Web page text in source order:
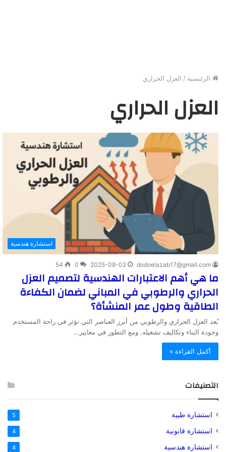
الرئيسية / العزل الحراري
العزل الحراري
استشارة هندسية
dodoelazab17@gmail.com
2025-08-02
0
54
ما هي أهم الاعتبارات الهندسية لتصميم العزل
الحراري والرطوبي في المباني لضمان الكفاءة
الطاقية وطول عمر المنشأة؟
يُعد العزل الحراري والرطوبي من أبرز العناصر التي تؤثر في راحة المستخدم
وجودة البناء وتكاليف تشغيله. ومع التطور في معايير…
أكمل القراءة »
التصنيفات
استشارة طبية 5
استشارة قانونية 4
استشارة هندسية 4